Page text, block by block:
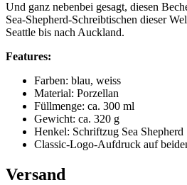
Und ganz nebenbei gesagt, diesen
Sea-Shepherd-Schreibtischen dieser
Seattle bis nach Auckland.
Features:
Farben: blau, weiss
Material: Porzellan
Füllmenge: ca. 300 ml
Gewicht: ca. 320 g
Henkel: Schriftzug Sea Shepherd
Classic-Logo-Aufdruck auf
Versand